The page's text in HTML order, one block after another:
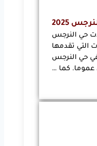
2025
حي النرجس
التي تقدمها
حي النرجس
عموما. كما …